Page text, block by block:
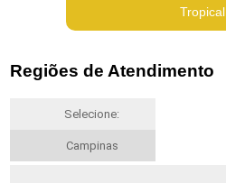
Tropical
Regiões de Atendimento
Selecione:
Campinas